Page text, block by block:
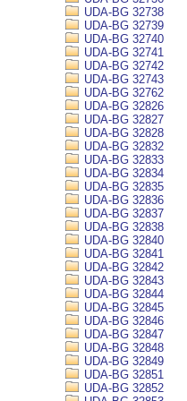
UDA-BG 32738
UDA-BG 32739
UDA-BG 32740
UDA-BG 32741
UDA-BG 32742
UDA-BG 32743
UDA-BG 32762
UDA-BG 32826
UDA-BG 32827
UDA-BG 32828
UDA-BG 32832
UDA-BG 32833
UDA-BG 32834
UDA-BG 32835
UDA-BG 32836
UDA-BG 32837
UDA-BG 32838
UDA-BG 32840
UDA-BG 32841
UDA-BG 32842
UDA-BG 32843
UDA-BG 32844
UDA-BG 32845
UDA-BG 32846
UDA-BG 32847
UDA-BG 32848
UDA-BG 32849
UDA-BG 32851
UDA-BG 32852